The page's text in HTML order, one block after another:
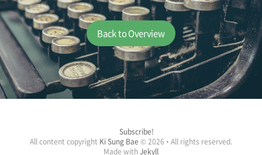
Back to Overview
Subscribe!
All content copyright Ki Sung Bae © 2026 • All rights reserved.
Made withJekyll